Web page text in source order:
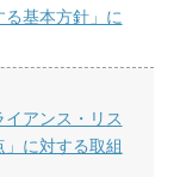
基本方針」に
アンス・リス
に対する取組